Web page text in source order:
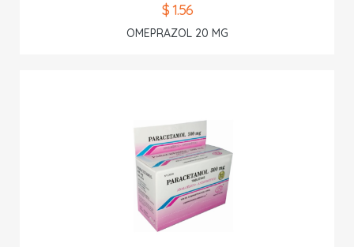
$ 1.56
OMEPRAZOL 20 MG